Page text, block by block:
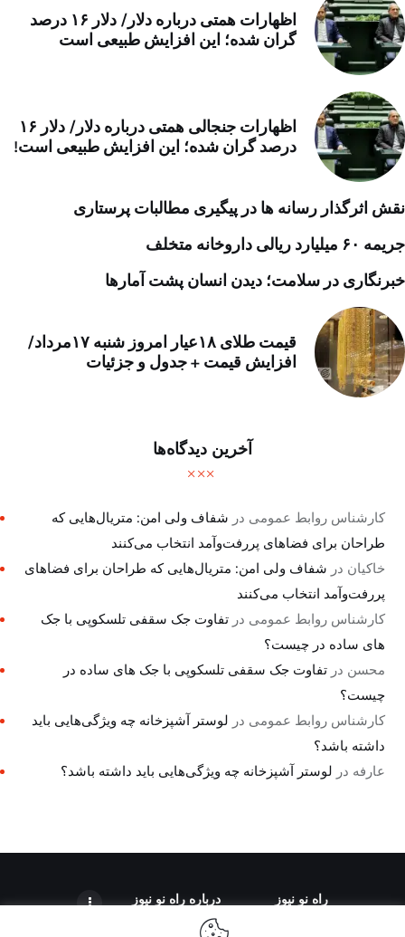
اظهارات همتی درباره دلار/ دلار ۱۶ درصد
گران شده؛ این افزایش طبیعی است
اظهارات جنجالی همتی درباره دلار/ دلار ۱۶
درصد گران شده؛ این افزایش طبیعی است!
نقش اثرگذار رسانه ها در پیگیری مطالبات پرستاری
جریمه ۶۰ میلیارد ریالی داروخانه متخلف
خبرنگاری در سلامت؛ دیدن انسان پشت آمارها
قیمت طلای ۱۸عیار امروز شنبه ۱۷مرداد/
افزایش قیمت + جدول و جزئیات
آخرین دیدگاه‌ها
کارشناس روابط عمومی در شفاف ولی امن: متریال‌هایی که
طراحان برای فضاهای پررفت‌وآمد انتخاب می‌کنند
خاکیان در شفاف ولی امن: متریال‌هایی که طراحان برای فضاهای
پررفت‌وآمد انتخاب می‌کنند
کارشناس روابط عمومی درتفاوت جک سقفی تلسکوپی با جک
های ساده در چیست؟
محسن درتفاوت جک سقفی تلسکوپی با جک های ساده در
چیست؟
کارشناس روابط عمومی در لوستر آشپزخانه چه ویژگی‌هایی باید
داشته باشد؟
عارفه در لوستر آشپزخانه چه ویژگی‌هایی باید داشته باشد؟
راه نو نیوز درباره راه‌ نو نیوز